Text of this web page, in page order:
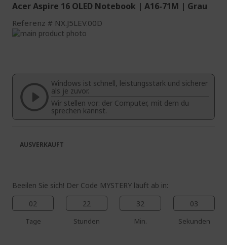
Acer Aspire 16 OLED Notebook | A16-71M | Grau
Referenz NX.J5LEV.00D
Zum
springen
Bildgalerie
springen
Windows ist schnell, leistungsstark und sicherer
als je zuvor.
Wir stellen vor: der Computer, mit dem du
sprechen kannst.
Beeilen Sie sich! Der Code MYSTERY läuft ab in:
02
Tage
22
Stunden
32
Min.
03
Sekunden
AUSVERKAUFT